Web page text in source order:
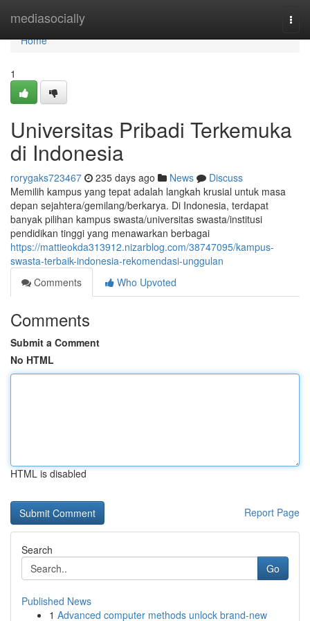
mediasocially
Home
Home
1
Universitas Pribadi Terkemuka
di Indonesia
rorygaks723467 235 days ago News
Discuss
Memilih kampus yang tepat adalah langkah krusial untuk masa
depan sejahtera/gemilang/berkarya. Di Indonesia, terdapat
banyak pilihan kampus swasta/universitas swasta/institusi
pendidikan tinggi yang menawarkan berbagai
https://mattieokda313912.nizarblog.com/38747095/kampus-
swasta-terbaik-indonesia-rekomendasi-unggulan
Comments
Who Upvoted
Comments
Submit a Comment
No HTML
HTML is disabled
Report Page
Search
Go
Published News
1 Advanced computer methods unlock brand-new